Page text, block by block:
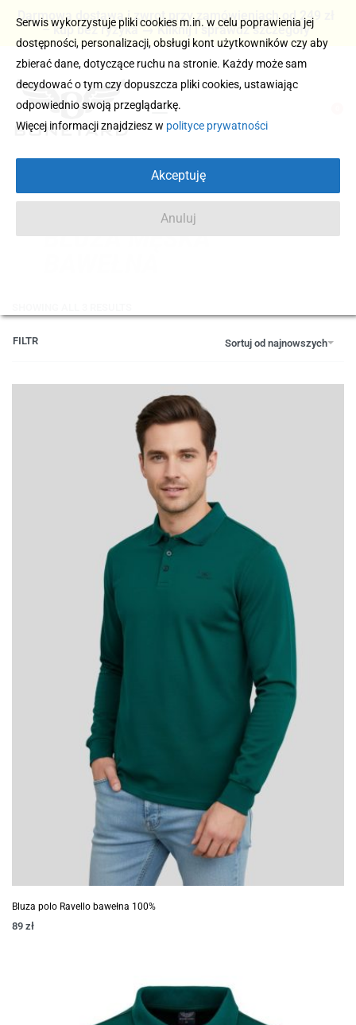
Darmowa dostawa i zwrot przy zamówieniach od 249 zł
– kup bez ryzyka → Kliknij i sprawdź szczegóły
BLUZA MĘSKA
Sortuj od najnowszych
FILTR
Bluza polo Ravello bawełna 100%
89 zł
Serwis wykorzystuje pliki cookies m.in. w celu poprawienia jej
dostępności, personalizacji, obsługi kont użytkowników czy aby
zbierać dane, dotyczące ruchu na stronie. Każdy może sam
decydować o tym czy dopuszcza pliki cookies, ustawiając
odpowiednio swoją przeglądarkę.
Więcej informacji znajdziesz w polityce prywatności
Akceptuję
Anuluj